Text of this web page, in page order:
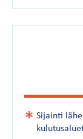
Sijainti